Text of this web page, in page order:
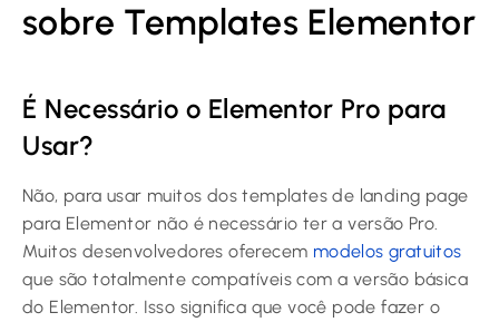
sobre Templates Elementor
É Necessário o Elementor Pro para
Usar?
Não, para usar muitos dos templates de landing page
para Elementor não é necessário ter a versão Pro.
Muitos desenvolvedores oferecem modelos gratuitos
que são totalmente compatíveis com a versão básica
do Elementor. Isso significa que você pode fazer o